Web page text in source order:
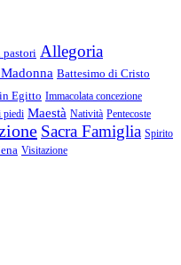
pastori Allegoria
Battesimo di Cristo
Egitto Immacolata concezione
piedi Maestà Natività Pentecoste
Sacra Famiglia Spirito
Visitazione